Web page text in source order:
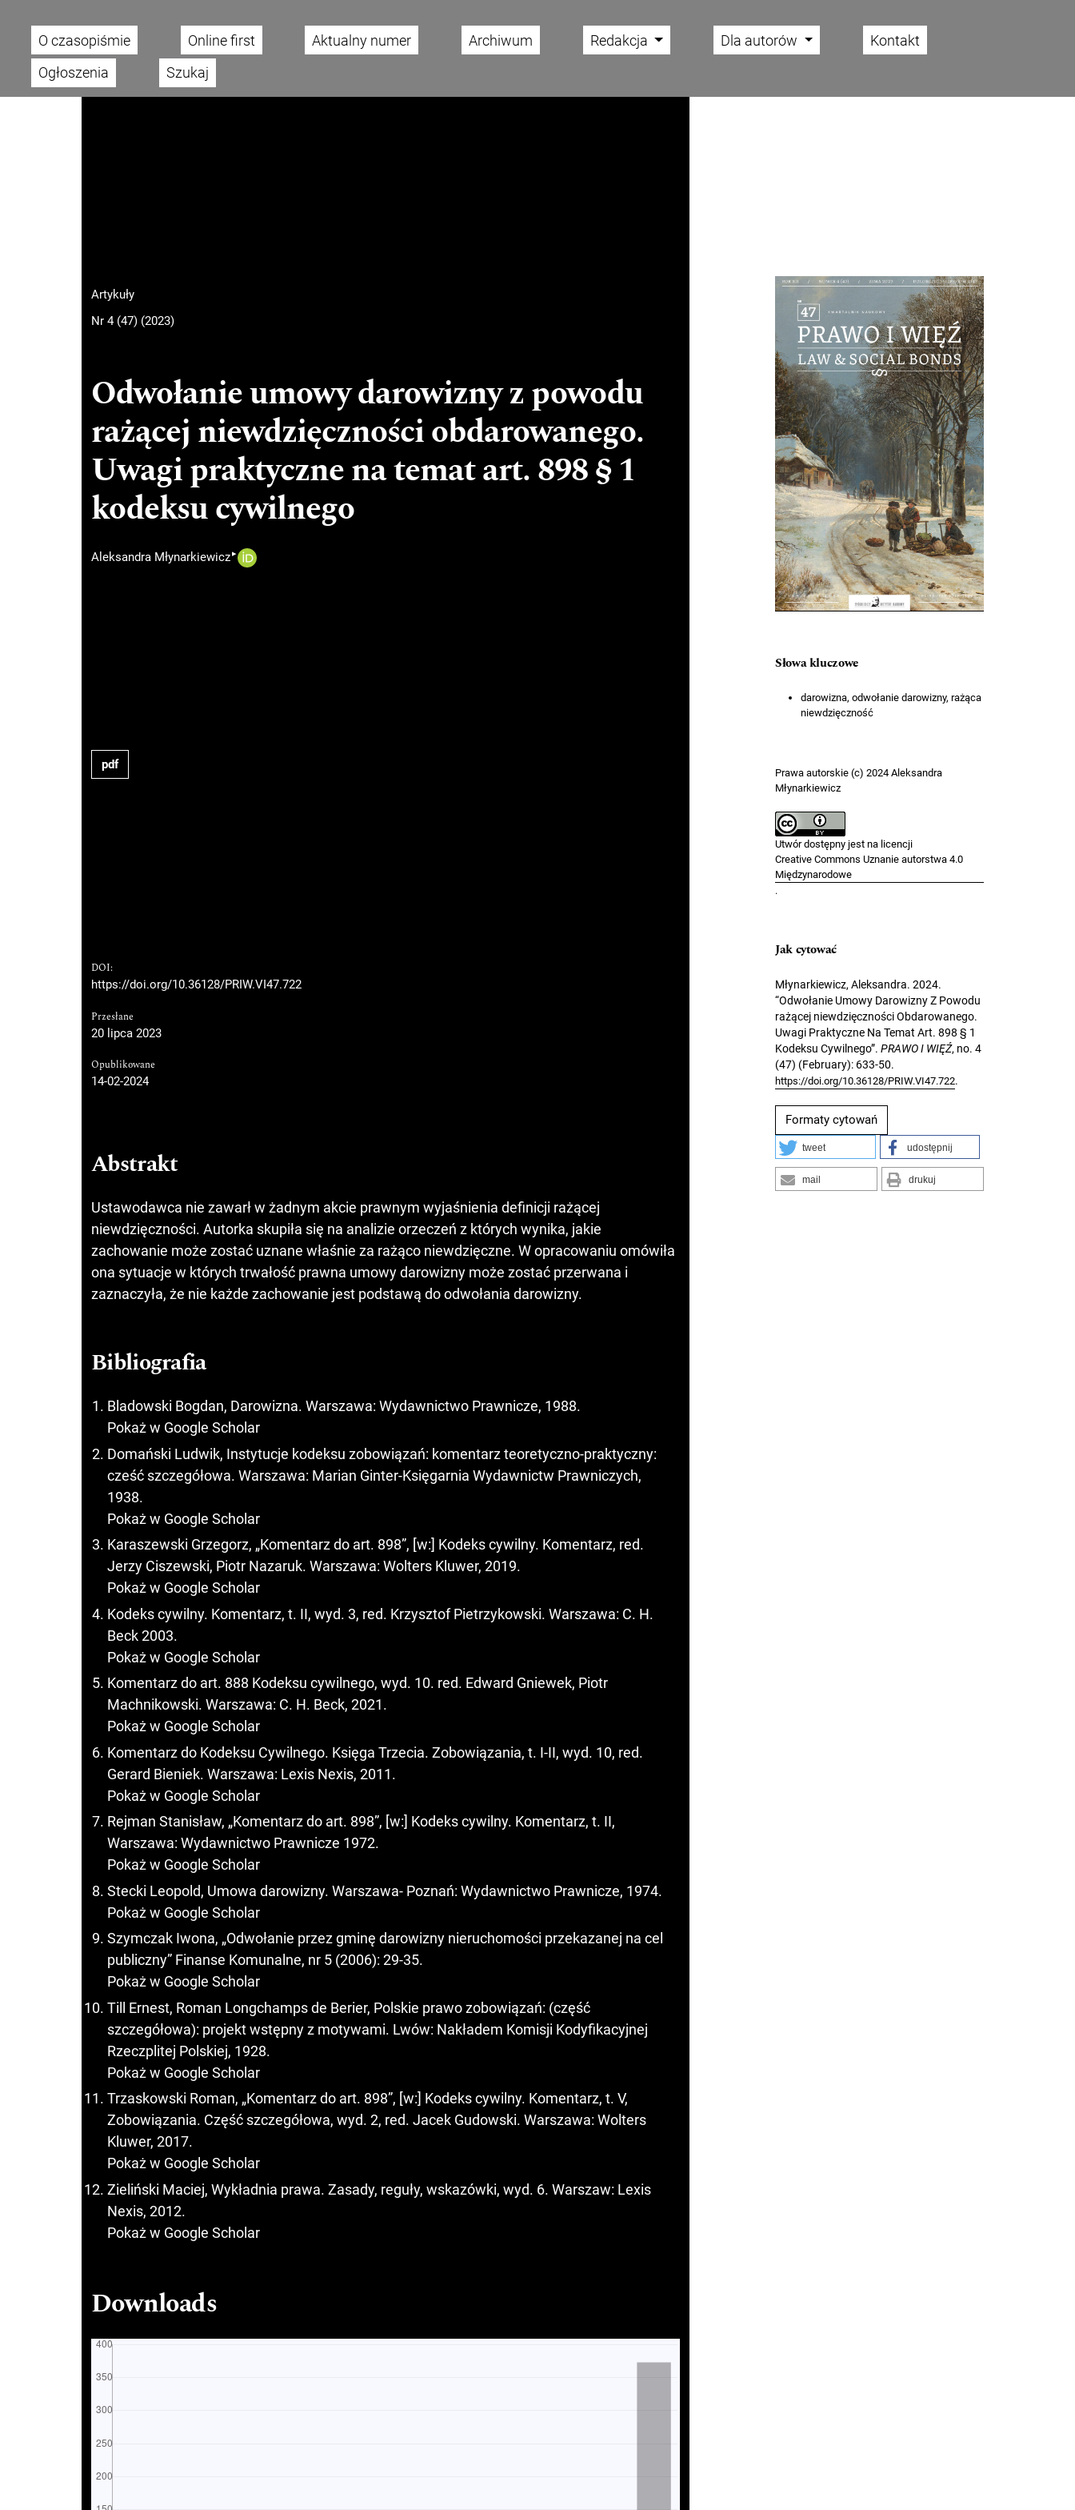
Main menu
O czasopiśmie Online first Aktualny numer Archiwum Redakcja Dla autorów
Kontakt
Ogłoszenia
Szukaj
Artykuły
Nr 4 (47) (2023)
Odwołanie umowy darowizny z powodu
rażącej niewdzięczności obdarowanego.
Uwagi praktyczne na temat art. 898 § 1
kodeksu cywilnego
Aleksandra Młynarkiewicz▸
pdf
DOI:
https://doi.org/10.36128/PRIW.VI47.722
Przesłane
20 lipca 2023
Opublikowane
14-02-2024
Abstrakt
Ustawodawca nie zawarł w żadnym akcie prawnym wyjaśnienia definicji rażącej
niewdzięczności. Autorka skupiła się na analizie orzeczeń z których wynika, jakie
zachowanie może zostać uznane właśnie za rażąco niewdzięczne. W opracowaniu omówiła
ona sytuacje w których trwałość prawna umowy darowizny może zostać przerwana i
zaznaczyła, że nie każde zachowanie jest podstawą do odwołania darowizny.
Bibliografia
Bladowski Bogdan, Darowizna. Warszawa: Wydawnictwo Prawnicze, 1988.
Pokaż w Google Scholar
Domański Ludwik, Instytucje kodeksu zobowiązań: komentarz teoretyczno-praktyczny:
cześć szczegółowa. Warszawa: Marian Ginter-Księgarnia Wydawnictw Prawniczych,
1938.
Pokaż w Google Scholar
Karaszewski Grzegorz, „Komentarz do art. 898”, [w:] Kodeks cywilny. Komentarz, red.
Jerzy Ciszewski, Piotr Nazaruk. Warszawa: Wolters Kluwer, 2019.
Pokaż w Google Scholar
Kodeks cywilny. Komentarz, t. II, wyd. 3, red. Krzysztof Pietrzykowski. Warszawa: C. H.
Beck 2003.
Pokaż w Google Scholar
Komentarz do art. 888 Kodeksu cywilnego, wyd. 10. red. Edward Gniewek, Piotr
Machnikowski. Warszawa: C. H. Beck, 2021.
Pokaż w Google Scholar
Komentarz do Kodeksu Cywilnego. Księga Trzecia. Zobowiązania, t. I-II, wyd. 10, red.
Gerard Bieniek. Warszawa: Lexis Nexis, 2011.
Pokaż w Google Scholar
Rejman Stanisław, „Komentarz do art. 898”, [w:] Kodeks cywilny. Komentarz, t. II,
Warszawa: Wydawnictwo Prawnicze 1972.
Pokaż w Google Scholar
Stecki Leopold, Umowa darowizny. Warszawa- Poznań: Wydawnictwo Prawnicze, 1974.
Pokaż w Google Scholar
Szymczak Iwona, „Odwołanie przez gminę darowizny nieruchomości przekazanej na cel
publiczny” Finanse Komunalne, nr 5 (2006): 29-35.
Pokaż w Google Scholar
Till Ernest, Roman Longchamps de Berier, Polskie prawo zobowiązań: (część
szczegółowa): projekt wstępny z motywami. Lwów: Nakładem Komisji Kodyfikacyjnej
Rzeczplitej Polskiej, 1928.
Pokaż w Google Scholar
Trzaskowski Roman, „Komentarz do art. 898”, [w:] Kodeks cywilny. Komentarz, t. V,
Zobowiązania. Część szczegółowa, wyd. 2, red. Jacek Gudowski. Warszawa: Wolters
Kluwer, 2017.
Pokaż w Google Scholar
Zieliński Maciej, Wykładnia prawa. Zasady, reguły, wskazówki, wyd. 6. Warszaw: Lexis
Nexis, 2012.
Pokaż w Google Scholar
Downloads
Cover image
Słowa kluczowe
darowizna, odwołanie darowizny, rażąca
niewdzięczność
Prawa autorskie (c) 2024 Aleksandra
Młynarkiewicz
Utwór dostępny jest na licencji
Creative Commons Uznanie autorstwa 4.0
Międzynarodowe
.
Jak cytować
Młynarkiewicz, Aleksandra. 2024.
“Odwołanie Umowy Darowizny Z Powodu
rażącej niewdzięczności Obdarowanego.
Uwagi Praktyczne Na Temat Art. 898 § 1
Kodeksu Cywilnego”. PRAWO I WIĘŹ, no. 4
(47) (February): 633-50.
https://doi.org/10.36128/PRIW.VI47.722.
Formaty cytowań
tweet udostępnij
mail drukuj